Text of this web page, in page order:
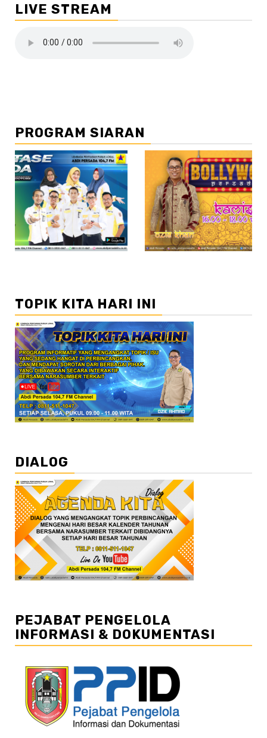
LIVE STREAM
PROGRAM SIARAN
//2 //3
TOPIK KITA HARI INI
DIALOG
PEJABAT PENGELOLA
INFORMASI & DOKUMENTASI